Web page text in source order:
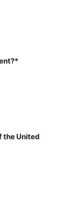
the United